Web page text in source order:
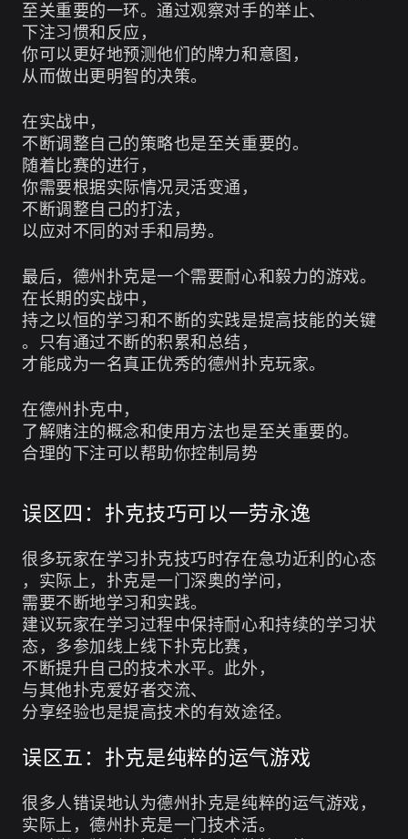
至关重要的一环。通过观察对手的举止、
下注习惯和反应，
你可以更好地预测他们的牌力和意图，
从而做出更明智的决策。
在实战中，
不断调整自己的策略也是至关重要的。
随着比赛的进行，
你需要根据实际情况灵活变通，
不断调整自己的打法，
以应对不同的对手和局势。
最后，德州扑克是一个需要耐心和毅力的游戏。
在长期的实战中，
持之以恒的学习和不断的实践是提高技能的关键
。只有通过不断的积累和总结，
才能成为一名真正优秀的德州扑克玩家。
在德州扑克中，
了解赌注的概念和使用方法也是至关重要的。
合理的下注可以帮助你控制局势
误区四：扑克技巧可以一劳永逸
很多玩家在学习扑克技巧时存在急功近利的心态
，实际上，扑克是一门深奥的学问，
需要不断地学习和实践。
建议玩家在学习过程中保持耐心和持续的学习状
态，多参加线上线下扑克比赛，
不断提升自己的技术水平。此外，
与其他扑克爱好者交流、
分享经验也是提高技术的有效途径。
误区五：扑克是纯粹的运气游戏
很多人错误地认为德州扑克是纯粹的运气游戏，
实际上，德州扑克是一门技术活。